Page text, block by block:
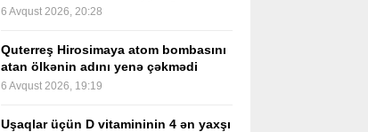
6 Avqust 2026, 20:28
Quterreş Hirosimaya atom bombasını
atan ölkənin adını yenə çəkmədi
6 Avqust 2026, 19:19
Uşaqlar üçün D vitamininin 4 ən yaxşı